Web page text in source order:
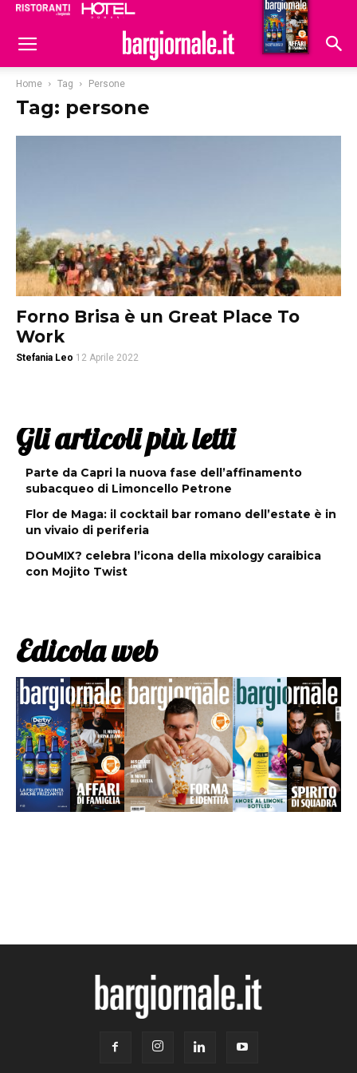
Hoteldomani
Home Tag Persone
Tag: persone
Forno Brisa è un Great Place To
Work
Stefania Leo 12 Aprile 2022
Gli articoli più letti
Parte da Capri la nuova fase dell’affinamento
subacqueo di Limoncello Petrone
Flor de Maga: il cocktail bar romano dell’estate è in
un vivaio di periferia
DOuMIX? celebra l’icona della mixology caraibica
con Mojito Twist
Edicola web